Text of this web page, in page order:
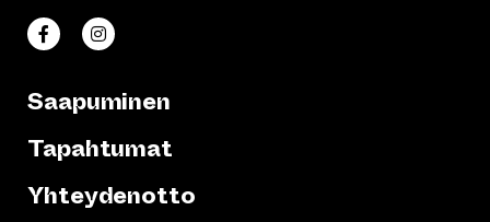
Taiteen talo Facebookissa
(siirtyy toiseen verkkopalveluun)
Taiteen talo Instagramissa
(siirtyy toiseen verkkopalveluun)
Saapuminen
Tapahtumat
Yhteydenotto